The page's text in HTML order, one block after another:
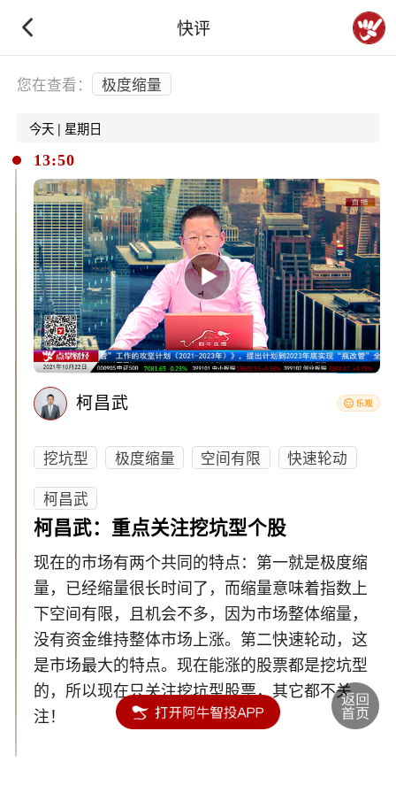
快评
下拉刷新
您在查看： 极度缩量
今天 | 星期日
13:50
柯昌武
挖坑型 极度缩量 空间有限
快速轮动
柯昌武
柯昌武：重点关注挖坑型个股
现在的市场有两个共同的特点：第一就是极度缩
量，已经缩量很长时间了，而缩量意味着指数上
下空间有限，且机会不多，因为市场整体缩量，
没有资金维持整体市场上涨。第二快速轮动，这
是市场最大的特点。现在能涨的股票都是挖坑型
的，所以现在只关注挖坑型股票，其它都不关
注！